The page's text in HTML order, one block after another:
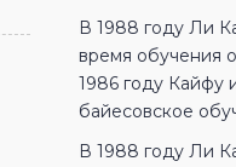
В 1988 году Ли
время обучения
1986 году Кайфу
байесовское
В 1988 году Ли